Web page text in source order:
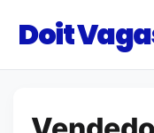
Doit